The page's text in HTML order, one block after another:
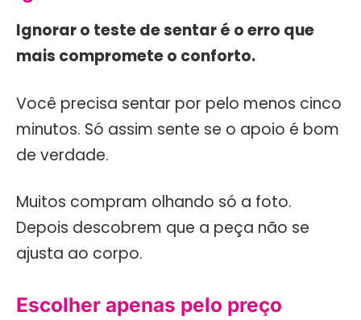
Ignorar o teste de sentar é o erro que
mais compromete o conforto.
Você precisa sentar por pelo menos cinco
minutos. Só assim sente se o apoio é bom
de verdade.
Muitos compram olhando só a foto.
Depois descobrem que a peça não se
ajusta ao corpo.
Escolher apenas pelo preço